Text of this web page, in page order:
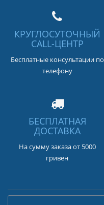
КРУГЛОСУТОЧНЫЙ
CALL-ЦЕНТР
Бесплатные консультации по
телефону
БЕСПЛАТНАЯ
ДОСТАВКА
На сумму заказа от 5000
гривен